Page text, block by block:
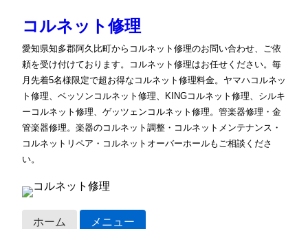
コルネット修理
愛知県知多郡阿久比町からコルネット修理のお問い合わせ、ご依
頼を受け付けております。コルネット修理はお任せください。毎
月先着5名様限定で超お得なコルネット修理料金。ヤマハコルネッ
ト修理、ベッソンコルネット修理、KINGコルネット修理、シルキ
ーコルネット修理、ゲッツェンコルネット修理。管楽器修理・金
管楽器修理。楽器のコルネット調整・コルネットメンテナンス・
コルネットリペア・コルネットオーバーホールもご相談くださ
い。
ホーム メニュー